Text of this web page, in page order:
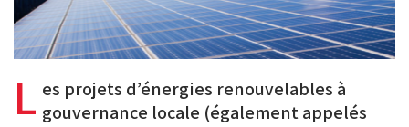
L es projets d’énergies renouvelables à
gouvernance locale (également appelés